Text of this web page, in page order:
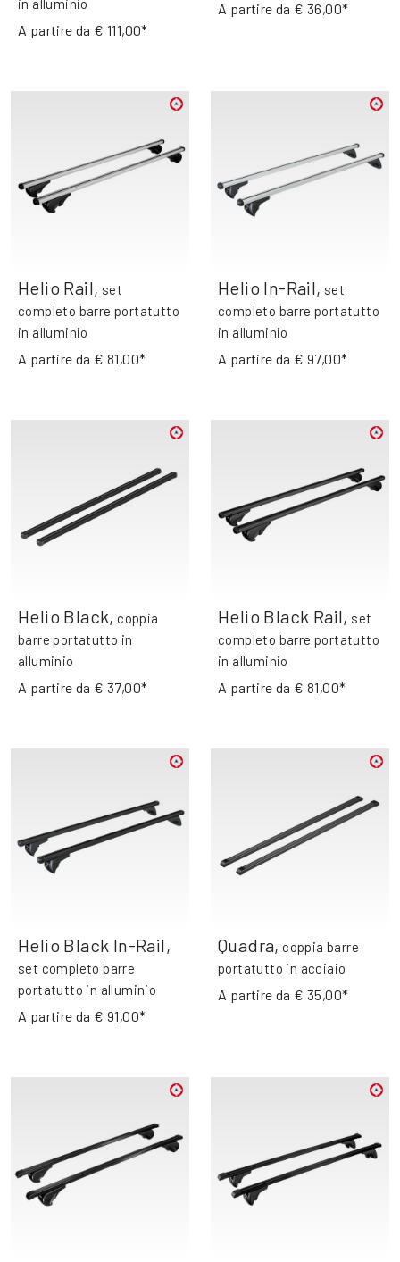
in alluminio
A partire da € 111,00*
A partire da € 36,00*
Helio Rail, set
completo barre portatutto
in alluminio
A partire da € 81,00*
Helio In-Rail, set
completo barre portatutto
in alluminio
A partire da € 97,00*
Helio Black, coppia
barre portatutto in
alluminio
A partire da € 37,00*
Helio Black Rail, set
completo barre portatutto
in alluminio
A partire da € 81,00*
Helio Black In-Rail,
set completo barre
portatutto in alluminio
A partire da € 91,00*
Quadra, coppia barre
portatutto in acciaio
A partire da € 35,00*